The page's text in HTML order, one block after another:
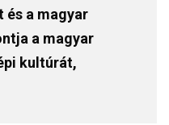
és a magyar
a magyar
kultúrát,